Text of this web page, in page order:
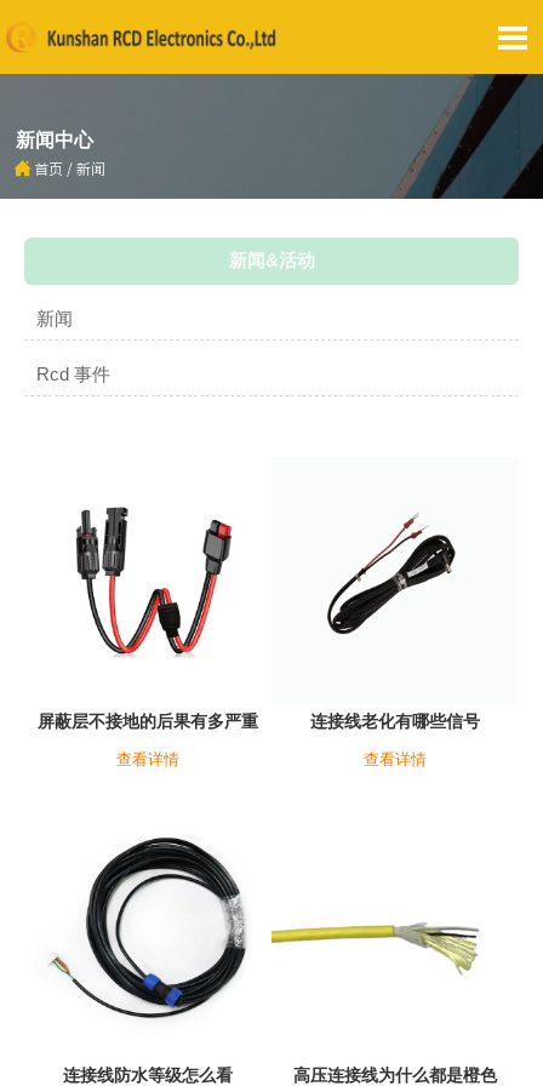

新闻中心
 首页 / 新闻
新闻&活动
新闻
Rcd 事件
屏蔽层不接地的后果有多严重
查看详情
连接线老化有哪些信号
查看详情
连接线防水等级怎么看 高压连接线为什么都是橙色